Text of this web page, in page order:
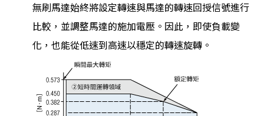
無刷馬達始終將設定轉速與馬達的轉速回授信號進行
比較，並調整馬達的施加電壓。因此，即使負載變
化，也能從低速到高速以穩定的轉速旋轉。